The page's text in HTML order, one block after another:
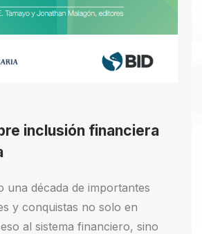
inclusión financiera
una década de importantes
y conquistas no solo en
al sistema financiero, sino